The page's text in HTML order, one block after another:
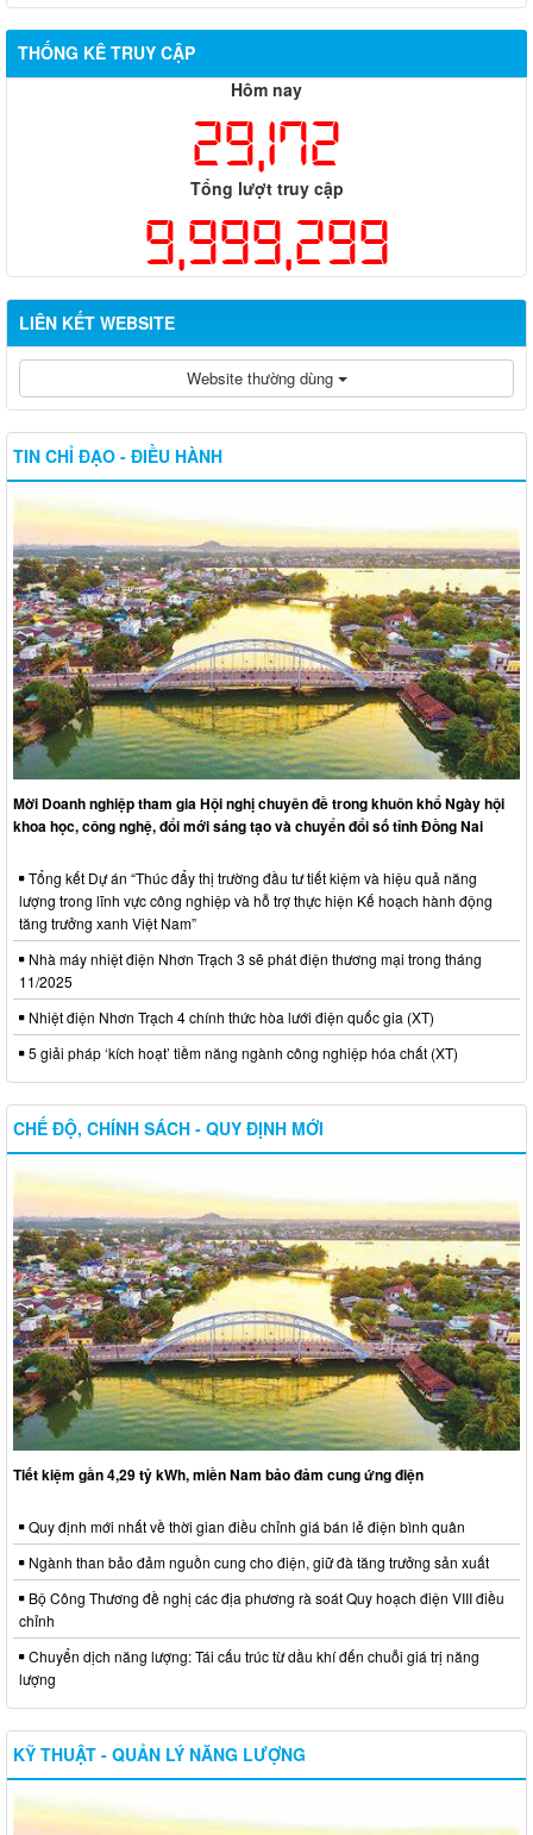
THỐNG KÊ TRUY CẬP
Hôm nay
29,172
Tổng lượt truy cập
9,999,299
LIÊN KẾT WEBSITE
Website thường dùng
TIN CHỈ ĐẠO - ĐIỀU HÀNH
Mời Doanh nghiệp tham gia Hội nghị chuyên đề trong khuôn khổ Ngày hội
khoa học, công nghệ, đổi mới sáng tạo và chuyển đổi số tỉnh Đồng Nai
Tổng kết Dự án “Thúc đẩy thị trường đầu tư tiết kiệm và hiệu quả năng
lượng trong lĩnh vực công nghiệp và hỗ trợ thực hiện Kế hoạch hành động
tăng trưởng xanh Việt Nam”
Nhà máy nhiệt điện Nhơn Trạch 3 sẽ phát điện thương mại trong tháng
11/2025
Nhiệt điện Nhơn Trạch 4 chính thức hòa lưới điện quốc gia (XT)
5 giải pháp ‘kích hoạt’ tiềm năng ngành công nghiệp hóa chất (XT)
CHẾ ĐỘ, CHÍNH SÁCH - QUY ĐỊNH MỚI
Tiết kiệm gần 4,29 tỷ kWh, miền Nam bảo đảm cung ứng điện
Quy định mới nhất về thời gian điều chỉnh giá bán lẻ điện bình quân
Ngành than bảo đảm nguồn cung cho điện, giữ đà tăng trưởng sản xuất
Bộ Công Thương đề nghị các địa phương rà soát Quy hoạch điện VIII điều
chỉnh
Chuyển dịch năng lượng: Tái cấu trúc từ dầu khí đến chuỗi giá trị năng
lượng
KỸ THUẬT - QUẢN LÝ NĂNG LƯỢNG